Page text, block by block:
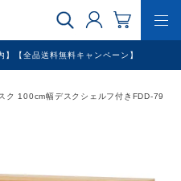
】【全品送料無料キャンペーン】
100cm幅デスクシェルフ付きFDD-79